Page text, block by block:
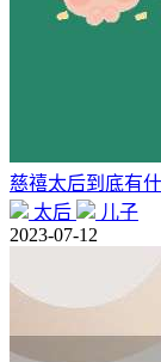
慈禧太后到底有
太后
儿子
2023-07-12